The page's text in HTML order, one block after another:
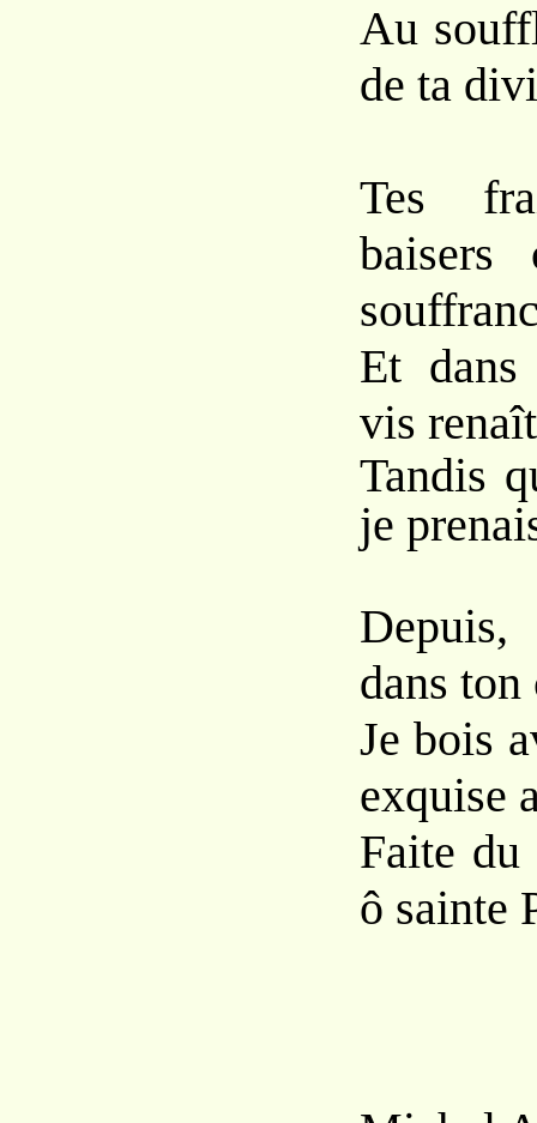
Au
de ta
Tes
baisers
Et
vis
Tandis
je
dans ton
Je bois
exquise
Faite du
ô sainte